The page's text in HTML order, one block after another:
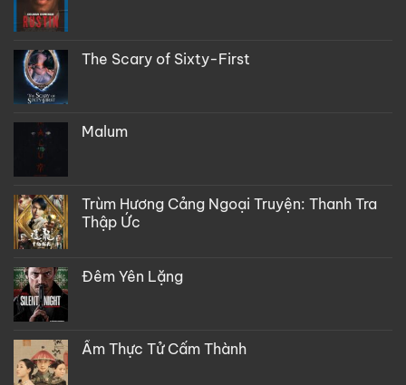
The Scary of Sixty-First
Malum
Trùm Hương Cảng Ngoại Truyện: Thanh Tra
Thập Ức
Đêm Yên Lặng
Ẩm Thực Tử Cấm Thành